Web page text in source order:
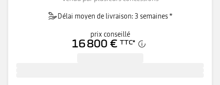
Délai moyen de livraison: 3 semaines *
prix conseillé
16 800 € TTC*